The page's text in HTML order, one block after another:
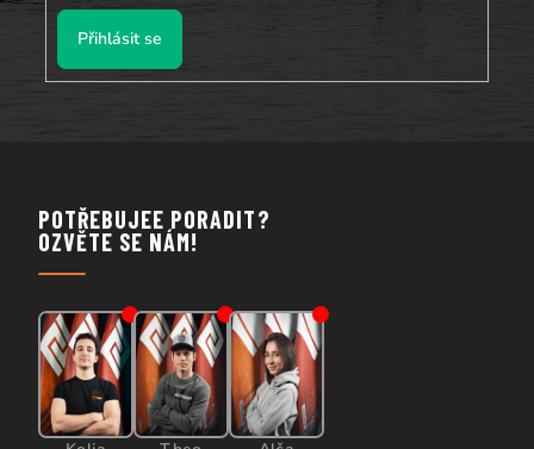
Přihlásit se
POTŘEBUJEE PORADIT?
OZVĚTE SE NÁM!